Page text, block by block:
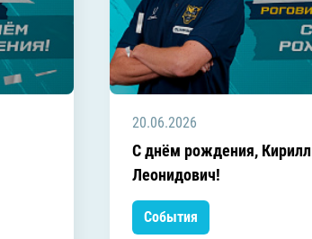
20.06.2026
C днём рождения, Кирилл
Леонидович!
События